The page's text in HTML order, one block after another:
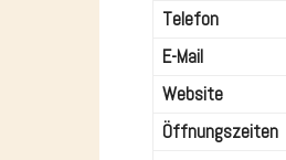
Telefon
E-Mail
Website
Öffnungszeiten